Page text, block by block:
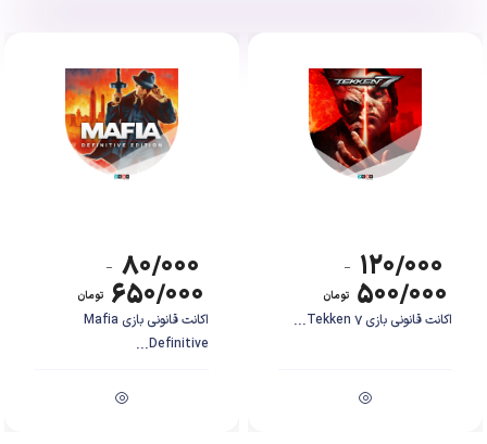
۱۲۰/۰۰۰ –
۵۰۰/۰۰۰ تومان
اکانت قانونی بازی Tekken 7...
۸۰/۰۰۰ –
۶۵۰/۰۰۰ تومان
اکانت قانونی بازی Mafia
Definitive...